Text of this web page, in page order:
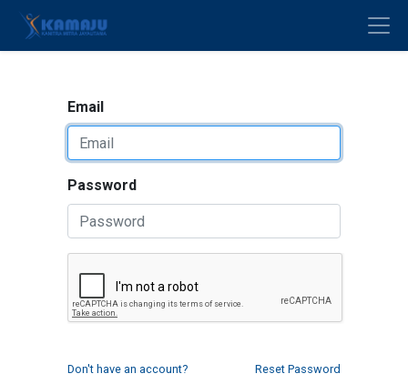
Email
Password
Don't have an account? Reset Password